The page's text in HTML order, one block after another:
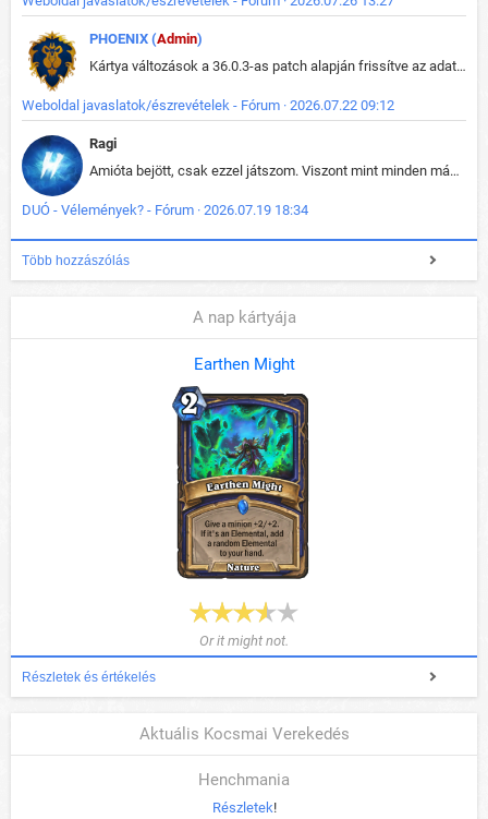
PHOENIX (Admin)
Kártya változások a 36.0.3-as patch alapján frissítve az adatbázisban (képek is cserélve).
Weboldal javaslatok/észrevételek - Fórum · 2026.07.22 09:12
Ragi
Amióta bejött, csak ezzel játszom. Viszont mint minden más - akár az alapjáték is, ez is baromira összetett lett. Néha már pár kör után is esélytelen az egész. Vagy irreállisan túltápol valaki, vagy lelép a partner, vagy csak hülye mint a segg. És amikor eljönne az én időm, na akkor jön el mindenki másé is. Engem jobban érdekelne, hogy ki milyen ratingen szokott játszani. Na ez lenne egy érdekes adat.
DUÓ - Vélemények? - Fórum · 2026.07.19 18:34
Több hozzászólás
A nap kártyája
Earthen Might
Or it might not.
Részletek és értékelés
Aktuális Kocsmai Verekedés
Henchmania
Részletek!